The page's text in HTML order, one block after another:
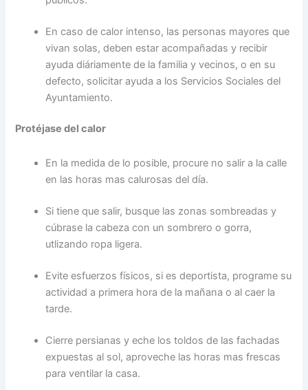
En caso de calor intenso, las personas mayores que
vivan solas, deben estar acompañadas y recibir
ayuda diáriamente de la familia y vecinos, o en su
defecto, solicitar ayuda a los Servicios Sociales del
Ayuntamiento.
Protéjase del calor
En la medida de lo posible, procure no salir a la calle
en las horas mas calurosas del día.
Si tiene que salir, busque las zonas sombreadas y
cúbrase la cabeza con un sombrero o gorra,
utlizando ropa ligera.
Evite esfuerzos físicos, si es deportista, programe su
actividad a primera hora de la mañana o al caer la
tarde.
Cierre persianas y eche los toldos de las fachadas
expuestas al sol, aproveche las horas mas frescas
para ventilar la casa.